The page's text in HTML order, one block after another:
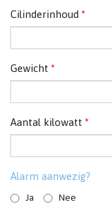
Cilinderinhoud *
Gewicht *
Aantal kilowatt *
Alarm aanwezig?
Ja Nee